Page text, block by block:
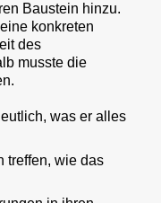
Baustein hinzu.
konkreten
des
musste die
was er alles
treffen, wie das